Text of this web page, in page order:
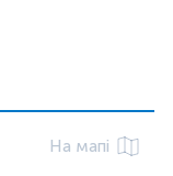
На мапі